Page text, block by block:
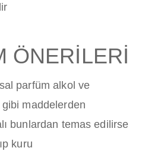
ÖNERİLERİ
parfüm alkol ve
maddelerden
bunlardan temas edilirse
kuru